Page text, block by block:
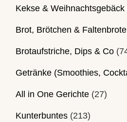
Kekse & Weihnachtsgebäck
Brot, Brötchen & Faltenbrote
Brotaufstriche, Dips & Co
Getränke (Smoothies,
All in One Gerichte (27)
Kunterbuntes (213)